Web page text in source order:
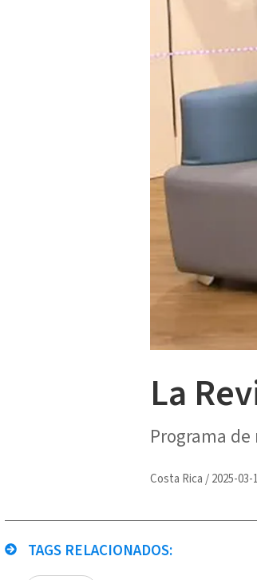
La
Programa
Costa Rica /2025-03-
TAGS RELACIONADOS: